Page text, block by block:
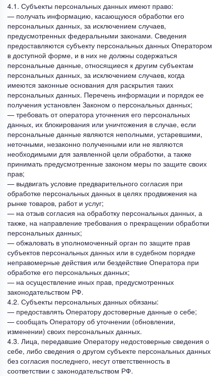
4.1. Субъекты персональных данных имеют право:
— получать информацию, касающуюся обработки его
персональных данных, за исключением случаев,
предусмотренных федеральными законами. Сведения
предоставляются субъекту персональных данных Оператором
в доступной форме, и в них не должны содержаться
персональные данные, относящиеся к другим субъектам
персональных данных, за исключением случаев, когда
имеются законные основания для раскрытия таких
персональных данных. Перечень информации и порядок ее
получения установлен Законом о персональных данных;
— требовать от оператора уточнения его персональных
данных, их блокирования или уничтожения в случае, если
персональные данные являются неполными, устаревшими,
неточными, незаконно полученными или не являются
необходимыми для заявленной цели обработки, а также
принимать предусмотренные законом меры по защите своих
прав;
— выдвигать условие предварительного согласия при
обработке персональных данных в целях продвижения на
рынке товаров, работ и услуг;
— на отзыв согласия на обработку персональных данных, а
также, на направление требования о прекращении обработки
персональных данных;
— обжаловать в уполномоченный орган по защите прав
субъектов персональных данных или в судебном порядке
неправомерные действия или бездействие Оператора при
обработке его персональных данных;
— на осуществление иных прав, предусмотренных
законодательством РФ.
4.2. Субъекты персональных данных обязаны:
— предоставлять Оператору достоверные данные о себе;
— сообщать Оператору об уточнении (обновлении,
изменении) своих персональных данных.
4.3. Лица, передавшие Оператору недостоверные сведения о
себе, либо сведения о другом субъекте персональных данных
без согласия последнего, несут ответственность в
соответствии с законодательством РФ.